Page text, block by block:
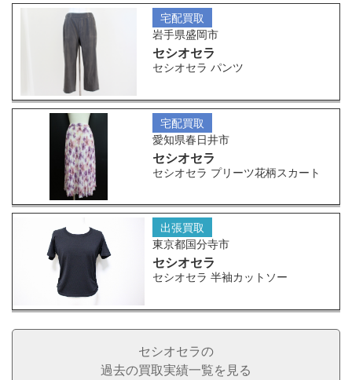
宅配買取
岩手県盛岡市
セシオセラ
セシオセラ パンツ
宅配買取
愛知県春日井市
セシオセラ
セシオセラ プリーツ花柄スカート
出張買取
東京都国分寺市
セシオセラ
セシオセラ 半袖カットソー
セシオセラの
過去の買取実績一覧を見る